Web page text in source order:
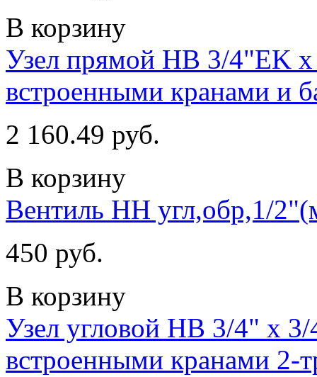
В корзину
Узел прямой НВ 3/4"EK
встроенными кранами и
2 160.49 руб.
В корзину
Вентиль НН угл,обр,1/
450 руб.
В корзину
Узел угловой НВ 3/4" х
встроенными кранами 2-